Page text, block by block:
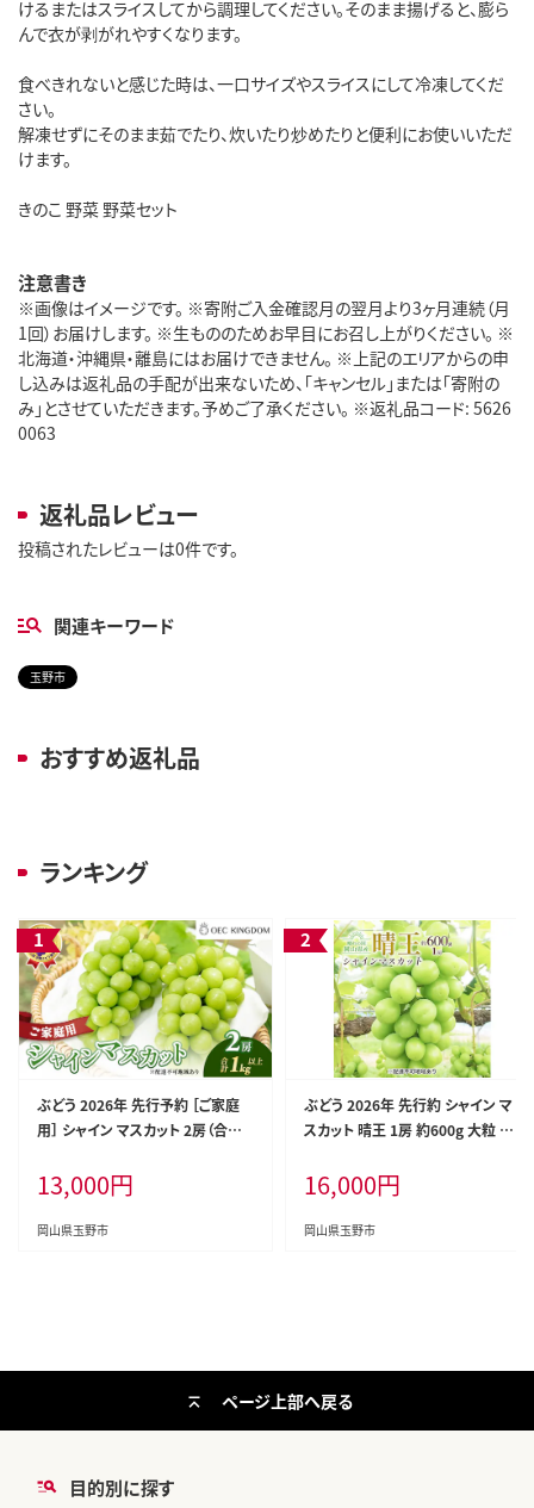
けるまたはスライスしてから調理してください。そのまま揚げると、膨ら
んで衣が剥がれやすくなります。
食べきれないと感じた時は、一口サイズやスライスにして冷凍してくだ
さい。
解凍せずにそのまま茹でたり、炊いたり炒めたりと便利にお使いいただ
けます。
きのこ 野菜 野菜セット
注意書き
※画像はイメージです。 ※寄附ご入金確認月の翌月より3ヶ月連続（月
1回）お届けします。 ※生もののためお早目にお召し上がりください。 ※
北海道・沖縄県・離島にはお届けできません。 ※上記のエリアからの申
し込みは返礼品の手配が出来ないため、「キャンセル」または「寄附の
み」とさせていただきます。予めご了承ください。 ※返礼品コード: 5626
0063
返礼品レビュー
投稿されたレビューは0件です。
関連キーワード
玉野市
おすすめ返礼品
ランキング
ぶどう 2026年 先行予約 ［ご家庭
用］ シャイン マスカット 2房（合計1
産 フルーツ 果物 OEC KINGDOM
ぶどう家 果物類
13,000円
岡山県玉野市
ぶどう 2026年 先行約 シャイン マ
スカット 晴王 1房 約600g 大粒 種
ルーツ 果物 ギフト 橋田商店
16,000円
岡山県玉野市
目的別に探す
ページ上部へ戻る